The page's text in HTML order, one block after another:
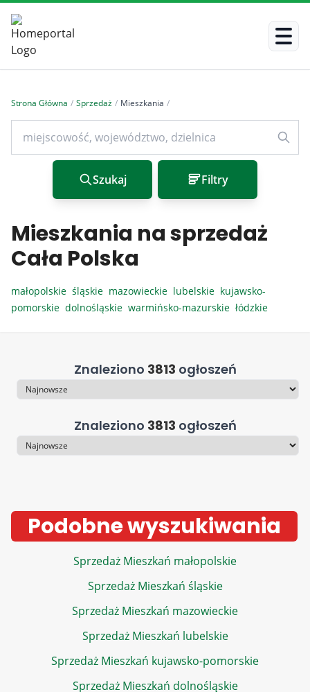
Strona Główna / Sprzedaż / Mieszkania /
Szukaj Filtry
Mieszkania na sprzedaż
Cała Polska
małopolskie śląskie mazowieckie lubelskie kujawsko-
pomorskie dolnośląskie warmińsko-mazurskie łódzkie
Znaleziono 3813 ogłoszeń
Sortowanie
Znaleziono 3813 ogłoszeń
Sortowanie
Podobne wyszukiwania
Sprzedaż Mieszkań małopolskie
Sprzedaż Mieszkań śląskie
Sprzedaż Mieszkań mazowieckie
Sprzedaż Mieszkań lubelskie
Sprzedaż Mieszkań kujawsko-pomorskie
Sprzedaż Mieszkań dolnośląskie